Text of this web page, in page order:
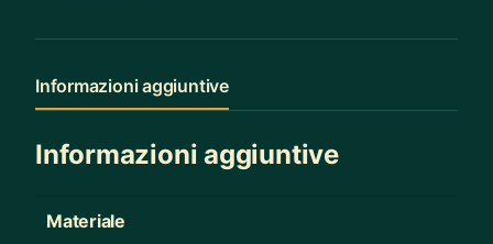
Informazioni aggiuntive
Informazioni aggiuntive
Materiale